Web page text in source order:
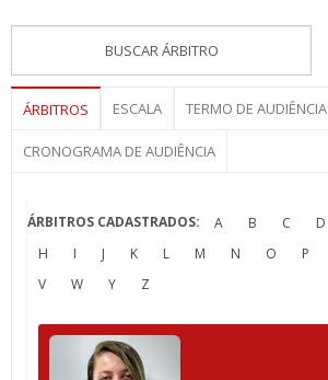
ÁRBITROS ESCALA TERMO DE AUDIÊNCIA
CRONOGRAMA DE AUDIÊNCIA
ÁRBITROS CADASTRADOS: A B C D
H
I J K L M N O P
V
W Y Z